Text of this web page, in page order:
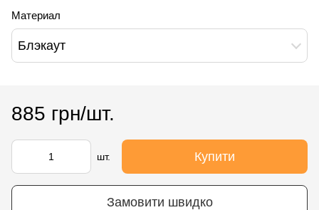
Материал
Блэкаут
885 грн/шт.
шт. Купити
Замовити швидко